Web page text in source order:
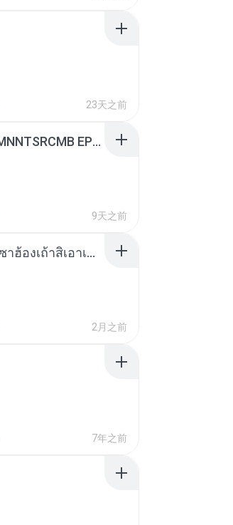
23天之前
[Witanime.com] RKNGMNNTSRCMB EP 06 HD.mp4
9天之前
ເຊົາຮ້ອງເຖົ້າຊິເອົາທໍ່ໃດ (เซาฮ้องเถ้าสิเอาเท่าใด) ບຸນເກີດ ຫນູຫ່ວງ ft. ໂສພາ ຈຸນທະລາ
2月之前
7年之前